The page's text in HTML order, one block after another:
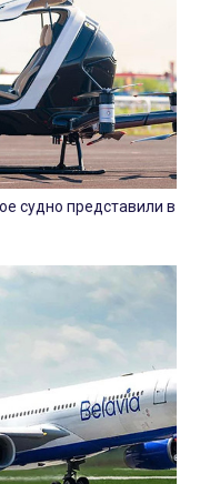
судно представили в